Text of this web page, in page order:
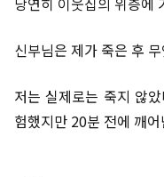
신부님은 제가 죽은 후
저는 실제로는 죽지 않
험했지만 20분 전에 깨